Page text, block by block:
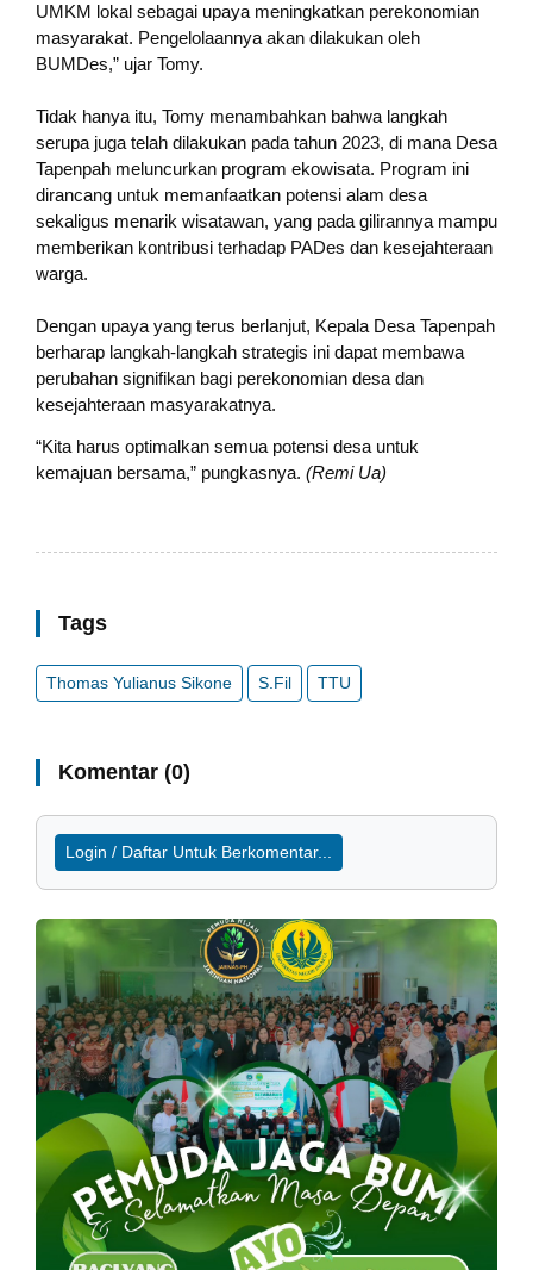
UMKM lokal sebagai upaya meningkatkan perekonomian
masyarakat. Pengelolaannya akan dilakukan oleh
BUMDes,” ujar Tomy.
Tidak hanya itu, Tomy menambahkan bahwa langkah
serupa juga telah dilakukan pada tahun 2023, di mana Desa
Tapenpah meluncurkan program ekowisata. Program ini
dirancang untuk memanfaatkan potensi alam desa
sekaligus menarik wisatawan, yang pada gilirannya mampu
memberikan kontribusi terhadap PADes dan kesejahteraan
warga.
Dengan upaya yang terus berlanjut, Kepala Desa Tapenpah
berharap langkah-langkah strategis ini dapat membawa
perubahan signifikan bagi perekonomian desa dan
kesejahteraan masyarakatnya.
“Kita harus optimalkan semua potensi desa untuk
kemajuan bersama,” pungkasnya. (Remi Ua)
Tags
Thomas Yulianus Sikone S.Fil TTU
Komentar (0)
Login / Daftar Untuk Berkomentar...